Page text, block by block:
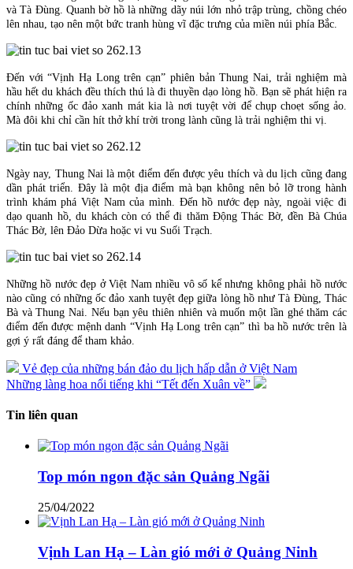
và Tà Đùng. Quanh bờ hồ là những dãy núi lớn nhỏ trập trùng, chồng chéo
lên nhau, tạo nên một bức tranh hùng vĩ đặc trưng của miền núi phía Bắc.
Đến với “Vịnh Hạ Long trên cạn” phiên bản Thung Nai, trải nghiệm mà
hầu hết du khách đều thích thú là đi thuyền dạo lòng hồ. Bạn sẽ phát hiện ra
chính những ốc đảo xanh mát kia là nơi tuyệt vời để chụp choẹt sống ảo.
Mà đôi khi chỉ cần hít thở khí trời trong lành cũng là trải nghiệm thi vị.
Ngày nay, Thung Nai là một điểm đến được yêu thích và du lịch cũng đang
dần phát triển. Đây là một địa điểm mà bạn không nên bỏ lỡ trong hành
trình khám phá Việt Nam của mình. Đến hồ nước đẹp này, ngoài việc đi
dạo quanh hồ, du khách còn có thể đi thăm Động Thác Bờ, đền Bà Chúa
Thác Bờ, lên Đảo Dừa hoặc vi vu Suối Trạch.
Những hồ nước đẹp ở Việt Nam nhiều vô số kể nhưng không phải hồ nước
nào cũng có những ốc đảo xanh tuyệt đẹp giữa lòng hồ như Tà Đùng, Thác
Bà và Thung Nai. Nếu bạn yêu thiên nhiên và muốn một lần ghé thăm các
điểm đến được mệnh danh “Vịnh Hạ Long trên cạn” thì ba hồ nước trên là
gợi ý rất đáng để tham khảo.
Vẻ đẹp của những bán đảo du lịch hấp dẫn ở Việt Nam
Những làng hoa nổi tiếng khi “Tết đến Xuân về”
Tin liên quan
Top món ngon đặc sản Quảng Ngãi
25/04/2022
Vịnh Lan Hạ – Làn gió mới ở Quảng Ninh